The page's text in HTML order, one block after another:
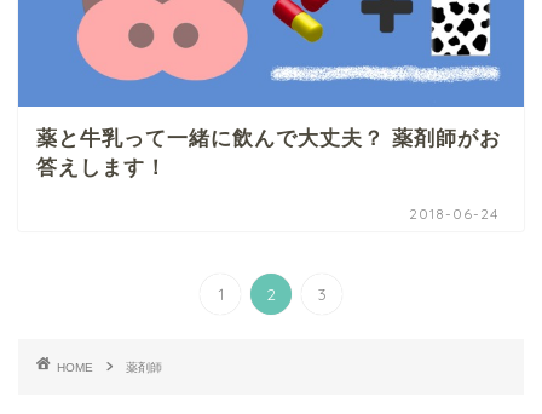
薬と牛乳って一緒に飲んで大丈夫？ 薬剤師がお
答えします！
2018-06-24
1 2 3
HOME 薬剤師